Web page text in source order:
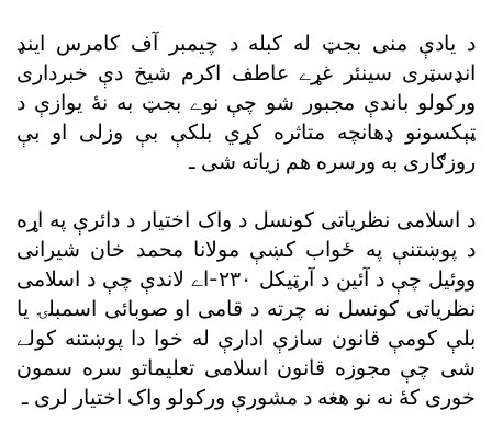
د يادې منى بجټ له کبله د چيمبر آف کامرس اينډ
انډسټرى سينئر غړے عاطف اکرم شيخ دې خبردارى
ورکولو باندې مجبور شو چې نوے بجټ به نۀ يوازې د
ټېکسونو ډهانچه متاثره کړي بلکې بې وزلى او بې
روزګارى به ورسره هم زياته شى ـ
د اسلامى نظرياتى کونسل د واک اختيار د دائرې په اړه
د پوښتنې په ځواب کښې مولانا محمد خان شيرانى
ووئيل چې د آئين د آرټيکل ٢٣٠-اے لاندې چې د اسلامى
نظرياتى کونسل نه چرته د قامى او صوبائى اسمبلۍ يا
بلې کومې قانون سازې ادارې له خوا دا پوښتنه کولے
شى چې مجوزه قانون اسلامى تعليماتو سره سمون
خورى کۀ نه نو هغه د مشورې ورکولو واک اختيار لرى ـ